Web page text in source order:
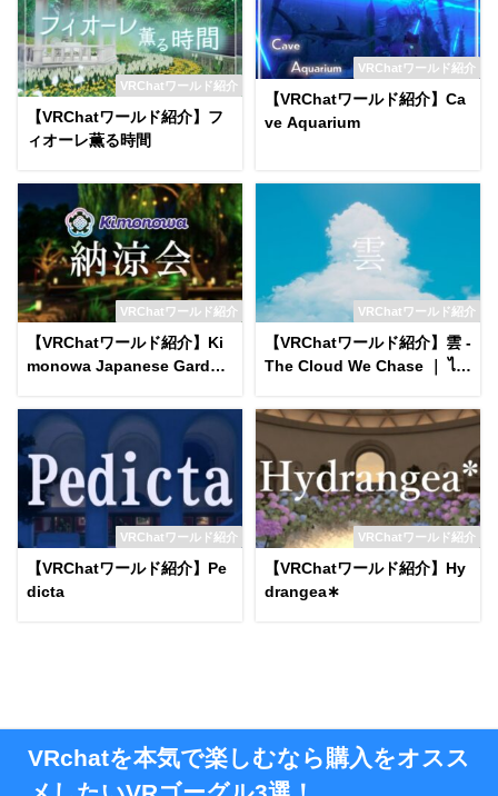
VRChatワールド紹介
【VRChatワールド紹介】フ
ィオーレ薫る時間
VRChatワールド紹介
【VRChatワールド紹介】Ca
ve Aquarium
VRChatワールド紹介
【VRChatワールド紹介】Ki
monowa Japanese Garden
VRChatワールド紹介
【VRChatワールド紹介】雲 -
The Cloud We Chase ｜ ไก
VRChatワールド紹介
【VRChatワールド紹介】Pe
dicta
VRChatワールド紹介
【VRChatワールド紹介】Hy
drangea∗
VRchatを本気で楽しむなら購入をオスス